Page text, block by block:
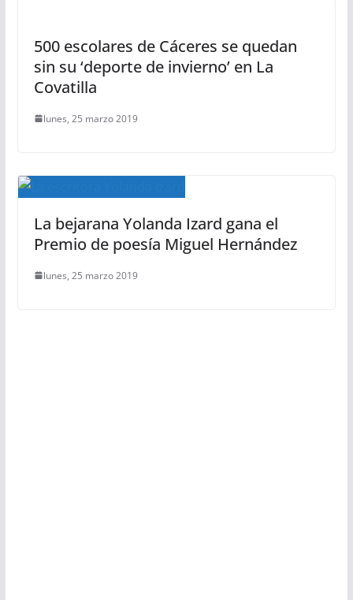
500 escolares de Cáceres se quedan
sin su ‘deporte de invierno’ en La
Covatilla
lunes, 25 marzo 2019
La bejarana Yolanda Izard gana el
Premio de poesía Miguel Hernández
lunes, 25 marzo 2019